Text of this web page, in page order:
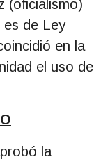
(oficialismo)
de Ley
en la
el uso de
la